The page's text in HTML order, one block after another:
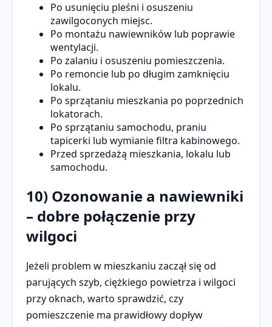
Po usunięciu pleśni i osuszeniu
zawilgoconych miejsc.
Po montażu nawiewników lub poprawie
wentylacji.
Po zalaniu i osuszeniu pomieszczenia.
Po remoncie lub po długim zamknięciu
lokalu.
Po sprzątaniu mieszkania po poprzednich
lokatorach.
Po sprzątaniu samochodu, praniu
tapicerki lub wymianie filtra kabinowego.
Przed sprzedażą mieszkania, lokalu lub
samochodu.
10) Ozonowanie a nawiewniki
– dobre połączenie przy
wilgoci
Jeżeli problem w mieszkaniu zaczął się od
parujących szyb, ciężkiego powietrza i wilgoci
przy oknach, warto sprawdzić, czy
pomieszczenie ma prawidłowy dopływ